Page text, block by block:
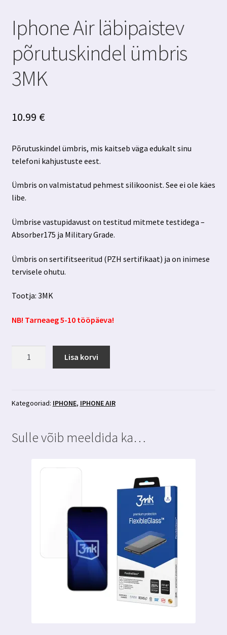
Iphone Air läbipaistev
põrutuskindel ümbris
3MK
10.99 €
Põrutuskindel ümbris, mis kaitseb väga edukalt sinu
telefoni kahjustuste eest.
Ümbris on valmistatud pehmest silikoonist. See ei ole käes
libe.
Ümbrise vastupidavust on testitud mitmete testidega –
Absorber175 ja Military Grade.
Ümbris on sertifitseeritud (PZH sertifikaat) ja on inimese
tervisele ohutu.
Tootja: 3MK
NB! Tarneaeg 5-10 tööpäeva!
ümbris
Lisa korvi
Kategooriad: IPHONE, IPHONE AIR
Sulle võib meeldida ka…